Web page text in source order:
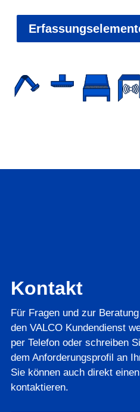
Kontakt
Für Fragen und zur
den VALCO Kundendienst
per Telefon oder schreiben
dem Anforderungsprofil an
Sie können auch direkt
kontaktieren.